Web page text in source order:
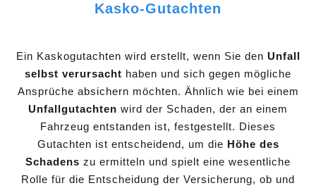
Kasko-Gutachten
Ein Kaskogutachten wird erstellt, wenn Sie den Unfall
selbst verursacht haben und sich gegen mögliche
Ansprüche absichern möchten. Ähnlich wie bei einem
Unfallgutachten wird der Schaden, der an einem
Fahrzeug entstanden ist, festgestellt. Dieses
Gutachten ist entscheidend, um die Höhe des
Schadens zu ermitteln und spielt eine wesentliche
Rolle für die Entscheidung der Versicherung, ob und